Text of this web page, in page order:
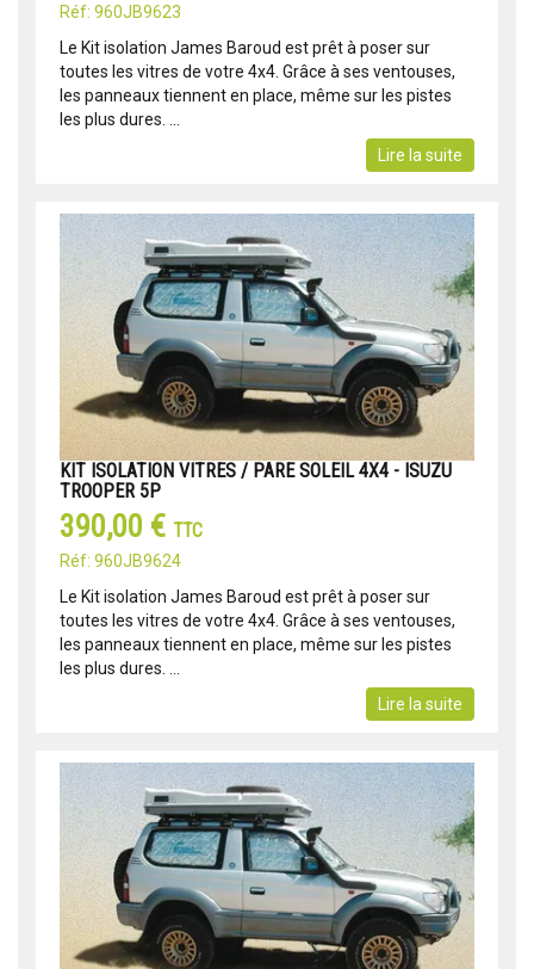
Réf: 960JB9623
Le Kit isolation James Baroud est prêt à poser sur
toutes les vitres de votre 4x4. Grâce à ses ventouses,
les panneaux tiennent en place, même sur les pistes
les plus dures. ...
Lire la suite
KIT ISOLATION VITRES / PARE SOLEIL 4X4 - ISUZU
TROOPER 5P
390,00 € TTC
Réf: 960JB9624
Le Kit isolation James Baroud est prêt à poser sur
toutes les vitres de votre 4x4. Grâce à ses ventouses,
les panneaux tiennent en place, même sur les pistes
les plus dures. ...
Lire la suite